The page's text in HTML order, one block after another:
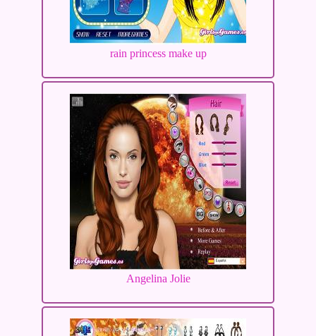
rain princess make up
Angelina Jolie